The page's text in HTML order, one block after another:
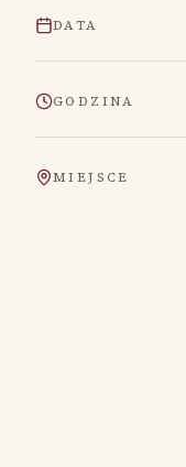
DATA
GODZINA
MIEJSCE